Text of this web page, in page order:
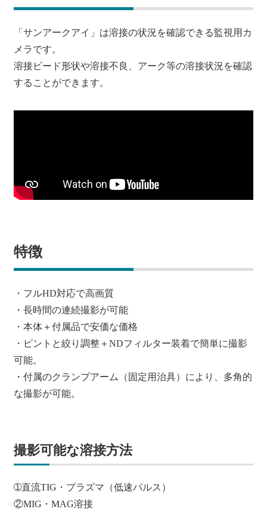
「サンアークアイ」は溶接の状況を確認できる監視用カ
メラです。
溶接ビード形状や溶接不良、アーク等の溶接状況を確認
することができます。
特徴
・フルHD対応で高画質
・長時間の連続撮影が可能
・本体＋付属品で安価な価格
・ピントと絞り調整＋NDフィルター装着で簡単に撮影
可能。
・付属のクランプアーム（固定用治具）により、多角的
な撮影が可能。
撮影可能な溶接方法
➀直流TIG・プラズマ（低速パルス）
②MIG・MAG溶接